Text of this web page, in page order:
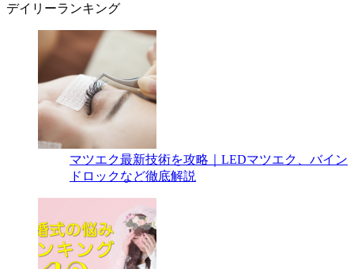
デイリーランキング
マツエク最新技術を攻略｜LEDマツエク、バイン
ドロックなど徹底解説